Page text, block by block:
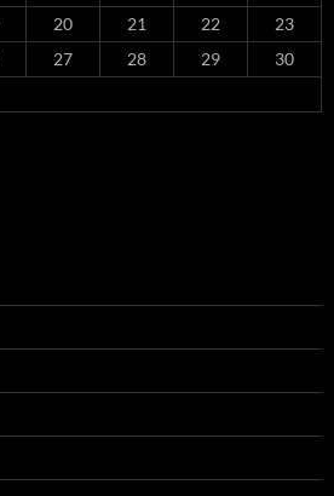
20 21 22
23
27 28 29
30